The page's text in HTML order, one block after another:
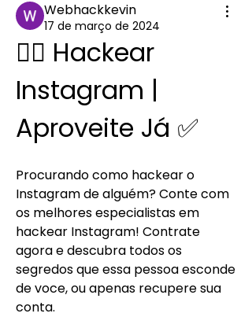
Webhackkevin
17 de março de 2024
👉🏼 Hackear
Instagram |
Aproveite Já ✅
Procurando como hackear o
Instagram de alguém? Conte com
os melhores especialistas em
hackear Instagram! Contrate
agora e descubra todos os
segredos que essa pessoa esconde
de voce, ou apenas recupere sua
conta.